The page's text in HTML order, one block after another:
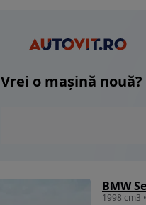
Vrei o mașină nouă?
BMW
1998 cm3